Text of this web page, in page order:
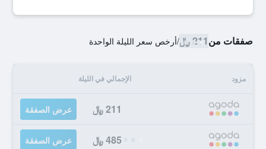
صفقات من211 ﷼ /أرخص سعر الليلة الواحدة
مزود الإجمالي في الليلة
211 ﷼ عرض الصفقة
485 ﷼ عرض الصفقة